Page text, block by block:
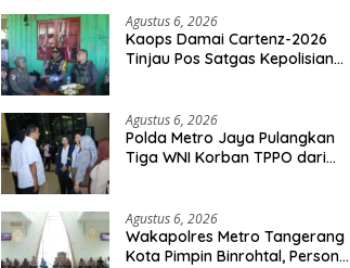
Agustus 6, 2026
Kaops Damai Cartenz-2026
Tinjau Pos Satgas Kepolisian
Bersama Masyarakat
Agustus 6, 2026
Polda Metro Jaya Pulangkan
Tiga WNI Korban TPPO dari
Agustus 6, 2026
Wakapolres Metro Tangerang
Kota Pimpin Binrohtal, Personel